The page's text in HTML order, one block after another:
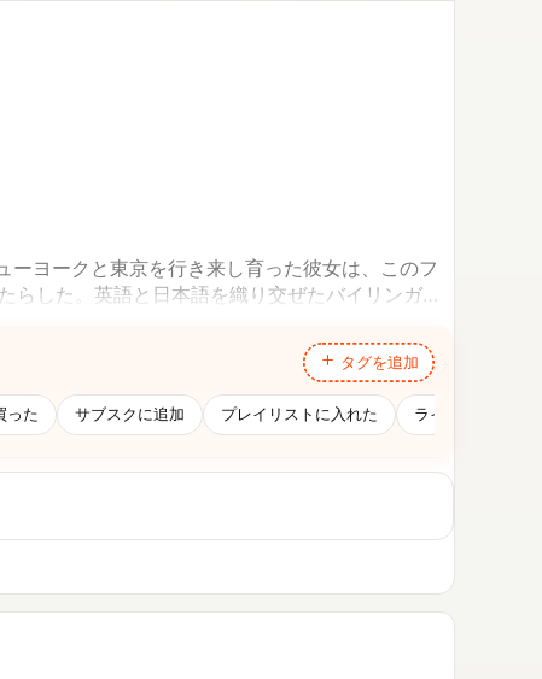
ヨークと東京を行き来し育った彼女は、このフ
らした。英語と日本語を織り交ぜたバイリンガル
タグを追加
った サブスクに追加 プレイリストに入れた ライブで観た